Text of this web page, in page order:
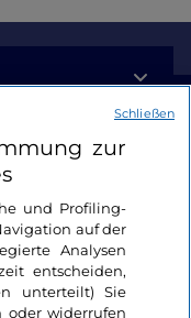
zur
und Profiling-
auf der
Analysen
entscheiden,
unterteilt) Sie
oder widerrufen
Schließen